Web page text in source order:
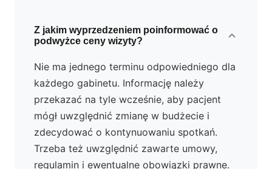
Z jakim wyprzedzeniem poinformować o
podwyżce ceny wizyty?
Nie ma jednego terminu odpowiedniego dla
każdego gabinetu. Informację należy
przekazać na tyle wcześnie, aby pacjent
mógł uwzględnić zmianę w budżecie i
zdecydować o kontynuowaniu spotkań.
Trzeba też uwzględnić zawarte umowy,
regulamin i ewentualne obowiązki prawne.